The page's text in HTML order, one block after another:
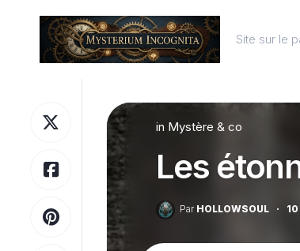
Site sur le
in Mystère & co
Les
Par HOLLOWSOUL ·